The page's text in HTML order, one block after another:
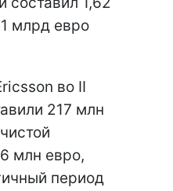
млрд евро
во II
217 млн
млн евро,
период